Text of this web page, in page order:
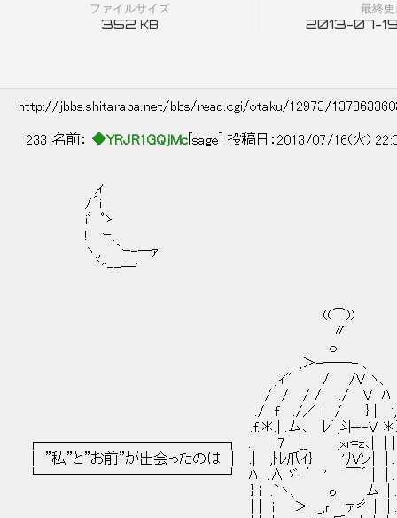
ファイルサイズ
352 KB
最終
2013-07-
http://jbbs.shitaraba.net/bbs/read.cgi/otaku/12973/
233 名前： ◆YRJR1GQjMc [sage] 投稿日：2013/07/16(火)
,ｨ
/´i ＼ │
iﾞ ﾟゝ ／
! ｰ、 ─（ ﾟ ∀
ヽ,, ｀ｰ-―ｧ
｀''--―' .／
((⌒))
〃
ｏ
,＞-――- 、
,ィ" / /V ヽ、
/ / / /| ./ V ﾊ .│ いつか
./ f ./／ | / } | ',
.f.＊.| .ム､ ﾚ´,斗--V ＊
┌─────────────┐ .| |7￣__ ,xr=z､| | |
│ ”私”と”お前”が出会ったのは │ .| ,ﾄﾚ爪ｲ} 'ﾘVソ| |
└─────────────┘ ﾊ .∧ ゞ-′ ' ￣´ | |
} i .`ヽ、 o ム .|
| | i ＞ _,r―ァ彳 | |